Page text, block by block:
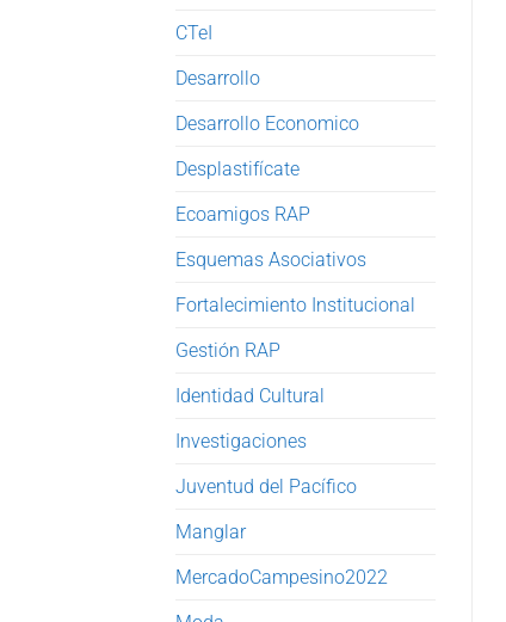
CTeI
Desarrollo
Desarrollo Economico
Desplastifícate
Ecoamigos RAP
Esquemas Asociativos
Fortalecimiento Institucional
Gestión RAP
Identidad Cultural
Investigaciones
Juventud del Pacífico
Manglar
MercadoCampesino2022